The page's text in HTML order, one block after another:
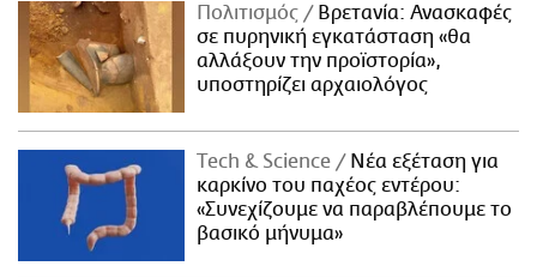
Πολιτισμός
Βρετανία: Ανασκαφές
σε πυρηνική εγκατάσταση «θα
αλλάξουν την προϊστορία»,
υποστηρίζει αρχαιολόγος
Τech & Science
Νέα εξέταση για
καρκίνο του παχέος εντέρου:
«Συνεχίζουμε να παραβλέπουμε το
βασικό μήνυμα»